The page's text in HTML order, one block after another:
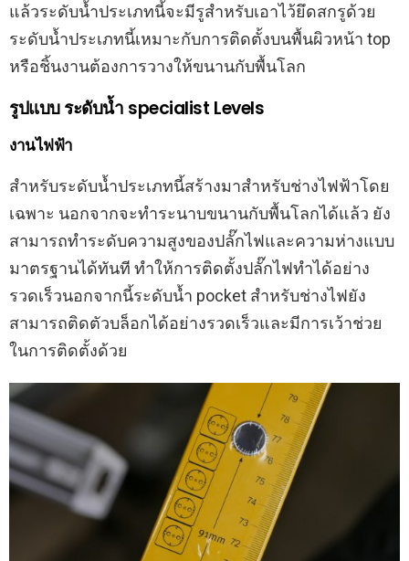
แล้วระดับน้ำประเภทนี้จะมีรูสำหรับเอาไว้ยึดสกรูด้วย
ระดับน้ำประเภทนี้เหมาะกับการติดตั้งบนพื้นผิวหน้า top
หรือชิ้นงานต้องการวางให้ขนานกับพื้นโลก
รูปแบบ ระดับน้ำ specialist Levels
งานไฟฟ้า
สำหรับระดับน้ำประเภทนี้สร้างมาสำหรับช่างไฟฟ้าโดย
เฉพาะ นอกจากจะทำระนาบขนานกับพื้นโลกได้แล้ว ยัง
สามารถทำระดับความสูงของปลั๊กไฟและความห่างแบบ
มาตรฐานได้ทันที ทำให้การติดตั้งปลั๊กไฟทำได้อย่าง
รวดเร็วนอกจากนี้ระดับน้ำ pocket สำหรับช่างไฟยัง
สามารถติดตัวบล็อกได้อย่างรวดเร็วและมีการเว้าช่วย
ในการติดตั้งด้วย